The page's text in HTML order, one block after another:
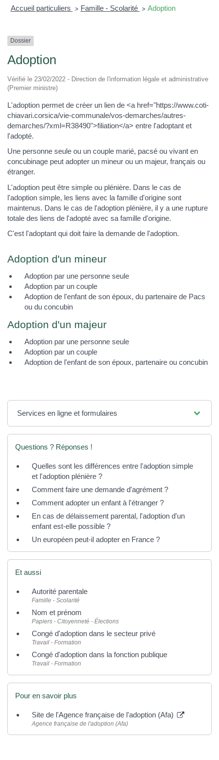
Accueil particuliers > Famille - Scolarité > Adoption
Dossier
Adoption
Vérifié le 23/02/2022 - Direction de l'information légale et administrative
(Premier ministre)
L'adoption permet de créer un lien de <a href="https://www.coti-
chiavari.corsica/vie-communale/vos-demarches/autres-
demarches/?xml=R38490">filiation</a> entre l'adoptant et
l'adopté.
Une personne seule ou un couple marié, pacsé ou vivant en
concubinage peut adopter un mineur ou un majeur, français ou
étranger.
L'adoption peut être simple ou plénière. Dans le cas de
l'adoption simple, les liens avec la famille d'origine sont
maintenus. Dans le cas de l'adoption plénière, il y a une rupture
totale des liens de l'adopté avec sa famille d'origine.
C'est l'adoptant qui doit faire la demande de l'adoption.
Adoption d'un mineur
Adoption par une personne seule
Adoption par un couple
Adoption de l'enfant de son époux, du partenaire de Pacs
ou du concubin
Adoption d'un majeur
Adoption par une personne seule
Adoption par un couple
Adoption de l'enfant de son époux, partenaire ou concubin
Services en ligne et formulaires
Questions ? Réponses !
Quelles sont les différences entre l'adoption simple
et l'adoption plénière ?
Comment faire une demande d'agrément ?
Comment adopter un enfant à l'étranger ?
En cas de délaissement parental, l'adoption d'un
enfant est-elle possible ?
Un européen peut-il adopter en France ?
Et aussi
Autorité parentale
Famille - Scolarité
Nom et prénom
Papiers - Citoyenneté - Élections
Congé d'adoption dans le secteur privé
Travail - Formation
Congé d'adoption dans la fonction publique
Travail - Formation
Pour en savoir plus
Site de l'Agence française de l'adoption (Afa)
Agence française de l'adoption (Afa)